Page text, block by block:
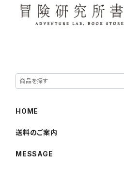
HOME
送料のご案内
MESSAGE